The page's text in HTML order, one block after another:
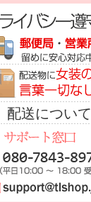
配送について